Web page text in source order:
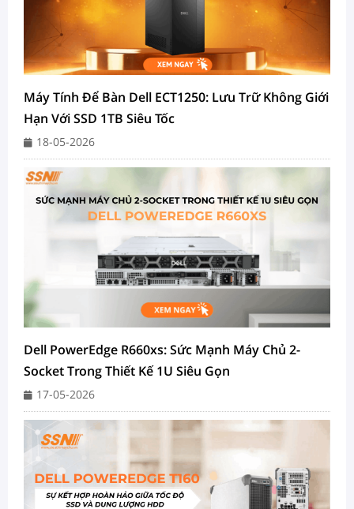
Máy Tính Để Bàn Dell ECT1250: Lưu Trữ Không Giới
Hạn Với SSD 1TB Siêu Tốc
18-05-2026
Dell PowerEdge R660xs: Sức Mạnh Máy Chủ 2-
Socket Trong Thiết Kế 1U Siêu Gọn
17-05-2026